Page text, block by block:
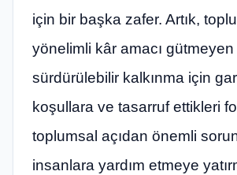
için bir başka zafer. Artık,
yönelimli kâr amacı
sürdürülebilir kalkınma için
koşullara ve tasarruf ettikleri
toplumsal açıdan önemli
insanlara yardım etmeye